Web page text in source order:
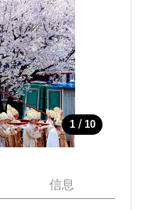
1 / 10
信息